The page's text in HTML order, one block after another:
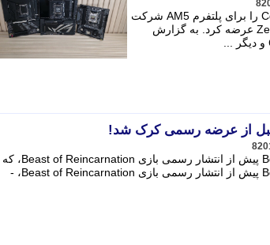
شرکت 3mdeb اولین فریم ور UEFI متن باز مبتنی بر Coreboot را برای پلتفرم AM5 شرکت
AMD و مادربورد MSI Pro B850-P با پشتیبانی از Zen 4 Phoenix عرضه کرد. به گزارش
عرضه زودهنگام نسخه کرک شده بازی Beast of Reincarnation پیش از انتشار رسمی بازی Beast of Reincarnation، که
عرضه زودهنگام نسخه کرک شده بازی Beast of Reincarnation پیش از انتشار رسمی بازی Beast of Reincarnation، -